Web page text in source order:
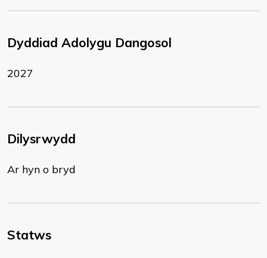
Dyddiad Adolygu Dangosol
2027
Dilysrwydd
Ar hyn o bryd
Statws